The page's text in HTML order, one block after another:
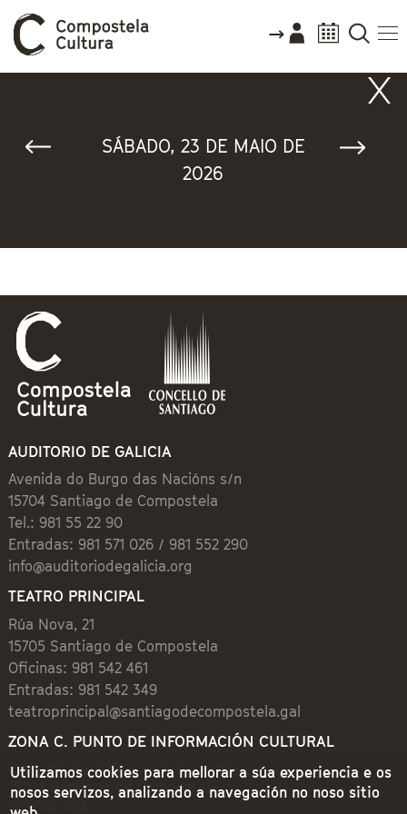
SÁBADO, 23 DE MAIO DE
2026
AUDITORIO DE GALICIA
Avenida do Burgo das Nacións s/n
15704 Santiago de Compostela
Tel.: 981 55 22 90
Entradas: 981 571 026 / 981 552 290
info@auditoriodegalicia.org
TEATRO PRINCIPAL
Rúa Nova, 21
15705 Santiago de Compostela
Oficinas: 981 542 461
Entradas: 981 542 349
teatroprincipal@santiagodecompostela.gal
ZONA C. PUNTO DE INFORMACIÓN CULTURAL
Preguntoiro, 1 (Praza de Cervantes)
15704 Santiago de Compostela
981 542 462
Utilizamos cookies para mellorar a súa experiencia e os
nosos servizos, analizando a navegación no noso sitio